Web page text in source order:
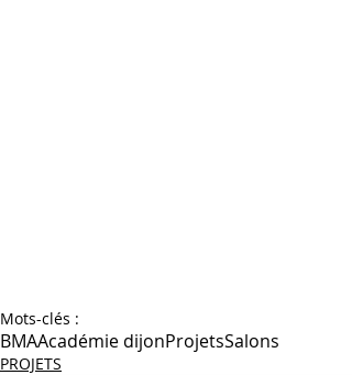
Mots-clés :
BMAAcadémie dijonProjetsSalons
PROJETS